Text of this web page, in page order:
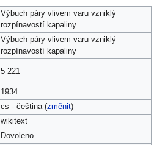
Výbuch páry vlivem varu vzniklý
rozpínavostí kapaliny
Výbuch páry vlivem varu vzniklý
rozpínavostí kapaliny
5 221
1934
cs - čeština (změnit)
wikitext
Dovoleno